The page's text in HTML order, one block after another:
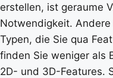
erstellen, ist geraume
Notwendigkeit.
Typen, die Sie qua
finden Sie weniger als
2D- und 3D-Features.